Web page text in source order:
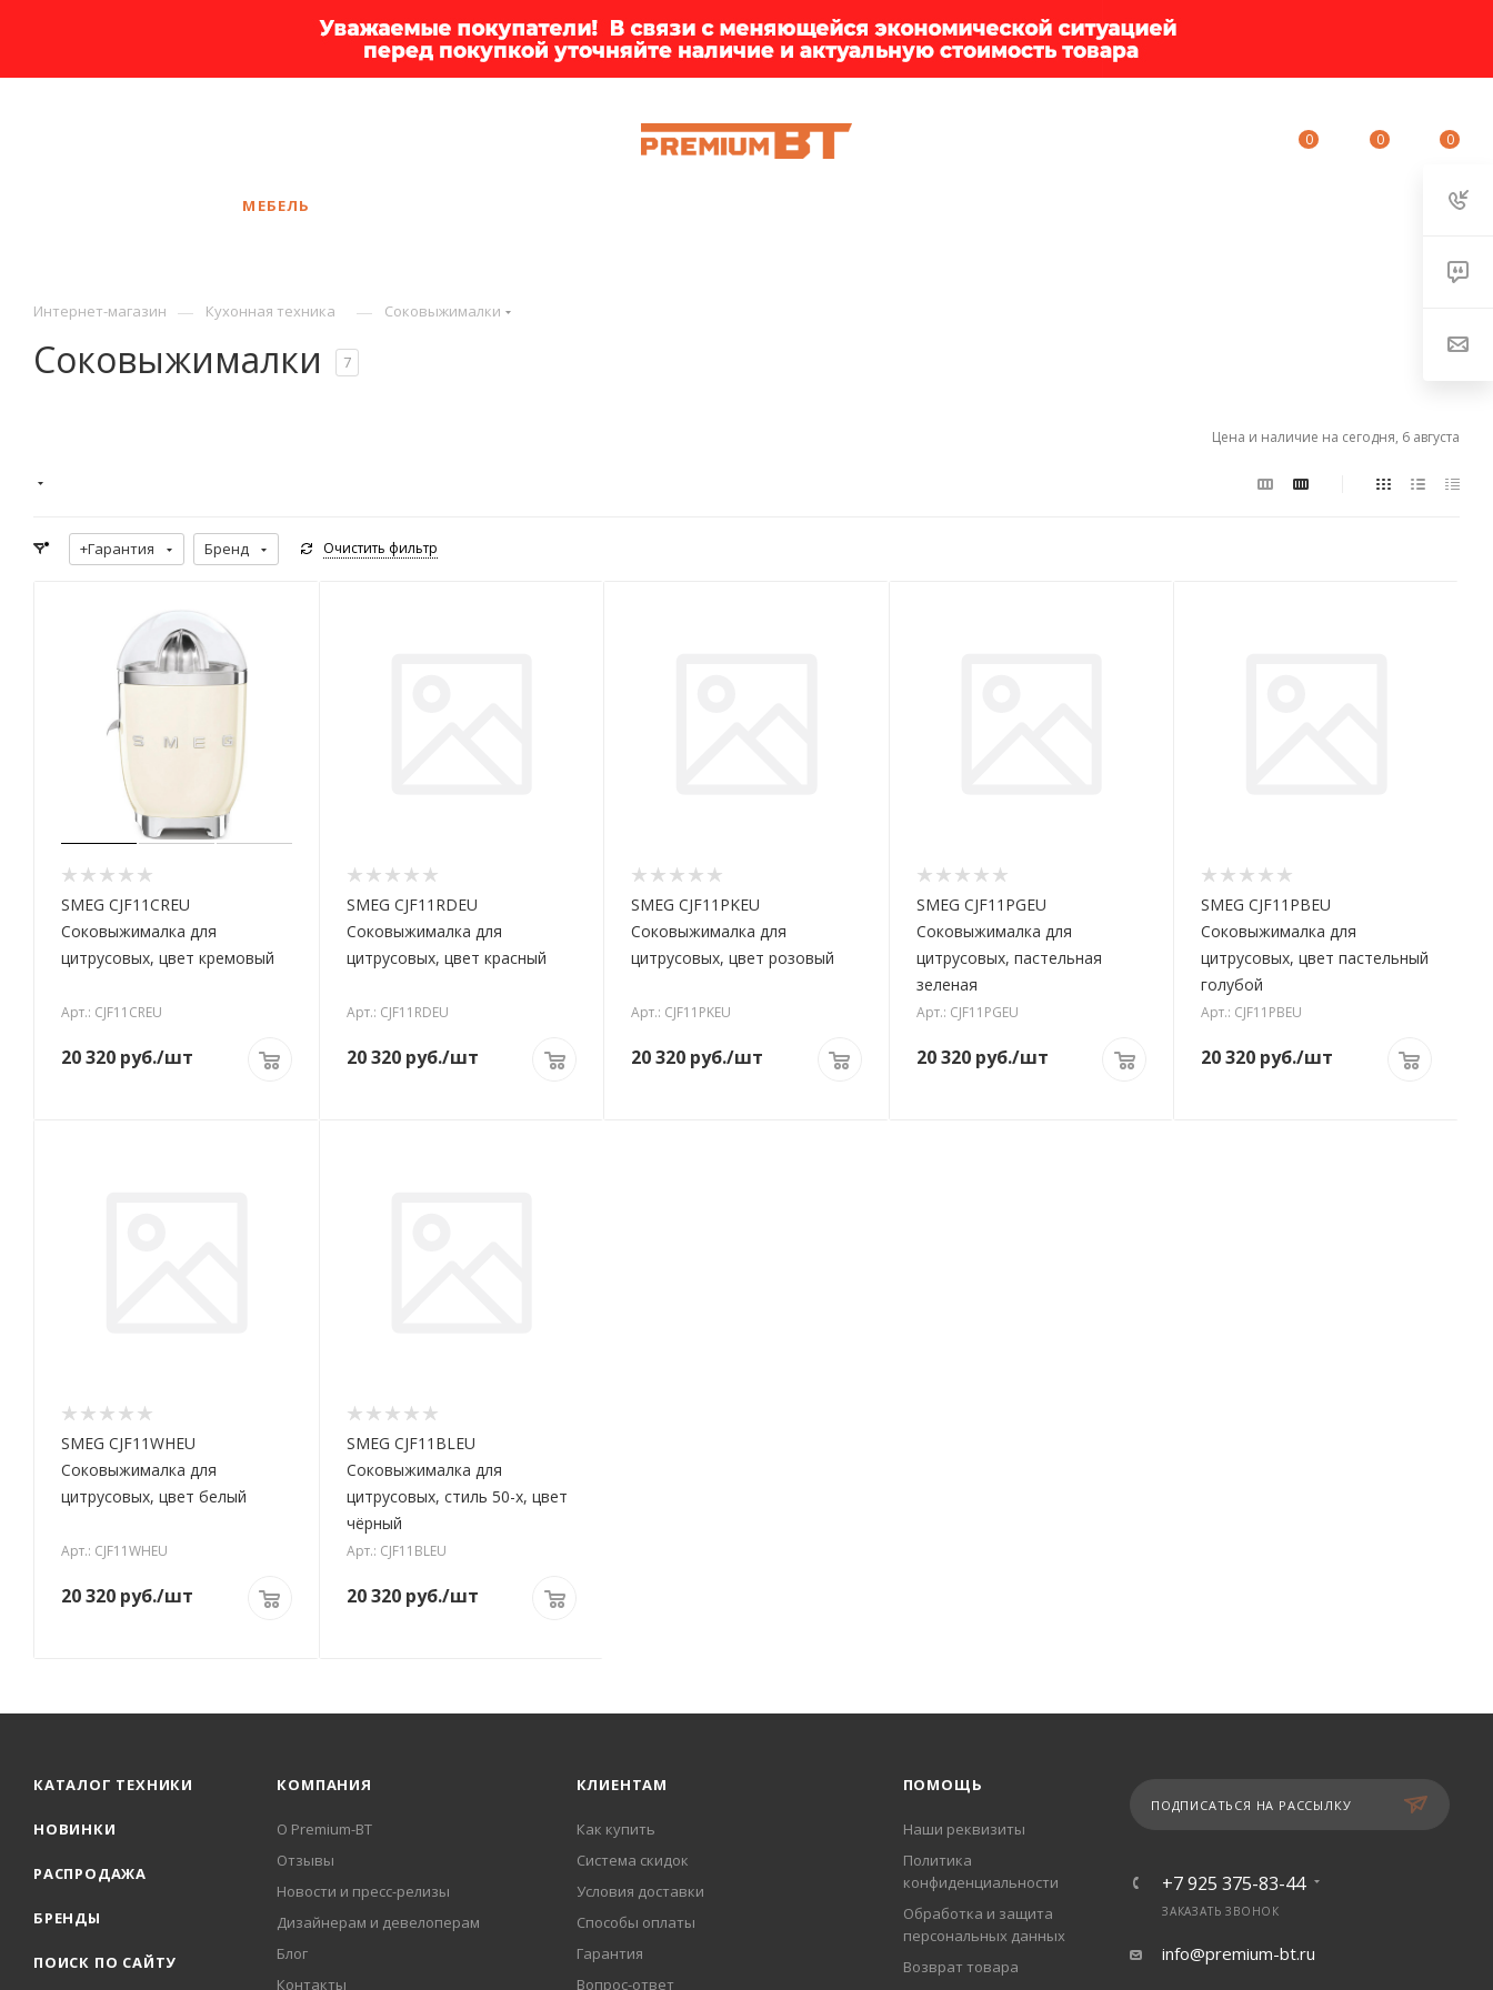
0 0 0
МЕБЕЛЬ
Интернет-магазин — Кухонная техника — Соковыжималки
Соковыжималки 7
Цена и наличие на сегодня, 6 августа
+Гарантия Бренд Очистить фильтр
SMEG CJF11CREU
Соковыжималка для
цитрусовых, цвет кремовый
Арт.: CJF11CREU
20 320 руб./шт
SMEG CJF11RDEU
Соковыжималка для
цитрусовых, цвет красный
Арт.: CJF11RDEU
20 320руб./шт
SMEG CJF11PKEU
Соковыжималка для
цитрусовых, цвет розовый
Арт.: CJF11PKEU
20 320 руб./шт
SMEG CJF11PGEU
Соковыжималка для
цитрусовых, пастельная
зеленая
Арт.: CJF11PGEU
20 320руб./шт
SMEG CJF11PBEU
Соковыжималка для
цитрусовых, цвет пастельный
голубой
Арт.: CJF11PBEU
20 320 руб./шт
SMEG CJF11WHEU
Соковыжималка для
цитрусовых, цвет белый
Арт.: CJF11WHEU
20 320 руб./шт
SMEG CJF11BLEU
Соковыжималка для
цитрусовых, стиль 50-х, цвет
чёрный
Арт.: CJF11BLEU
20 320руб./шт
КАТАЛОГ ТЕХНИКИ
НОВИНКИ
РАСПРОДАЖА
БРЕНДЫ
ПОИСК ПО САЙТУ
КОМПАНИЯ
О Premium-BT
Отзывы
Новости и пресс-релизы
Дизайнерам и девелоперам
Блог
Контакты
КЛИЕНТАМ
Как купить
Система скидок
Условия доставки
Способы оплаты
Гарантия
Вопрос-ответ
ПОМОЩЬ
Наши реквизиты
Политика
конфиденциальности
Обработка и защита
персональных данных
Возврат товара
ПОДПИСАТЬСЯ НА РАССЫЛКУ
+7 925 375-83-44
ЗАКАЗАТЬ ЗВОНОК
info@premium-bt.ru